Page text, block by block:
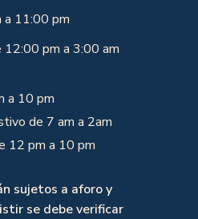
a 11:00 pm
12:00 pm a 3:00 am
a 10 pm
de 7 am a 2am
12 pm a 10 pm
sujetos a aforo y
se debe verificar